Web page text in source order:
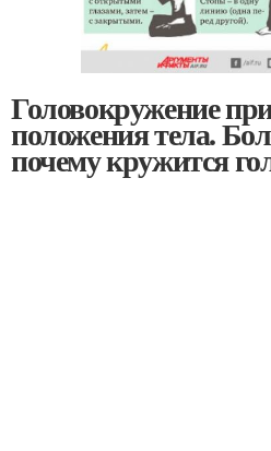
Головокружение
положения тела.
почему кружится